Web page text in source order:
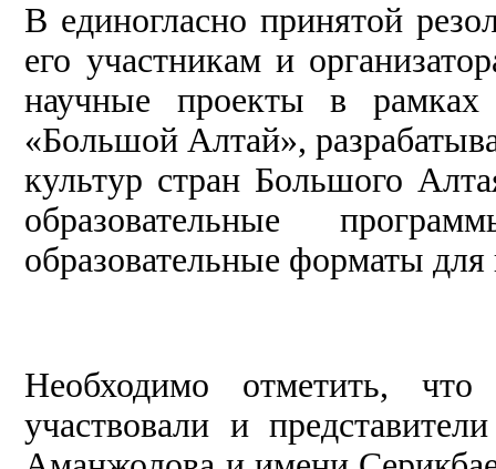
В единогласно принятой
его участникам и
научные проекты в рамках
«Большой Алтай»,
культур стран Большого
образовательные
образовательные форматы
Необходимо отметить,
участвовали и